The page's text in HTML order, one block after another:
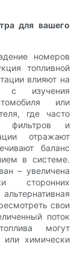
для вашего
номеров
топливной
влияют на
с изучения
или
где часто
фильтров и
отражают
баланс
в системе.
– увеличена
сторонних
свои
поток
могут
или химически